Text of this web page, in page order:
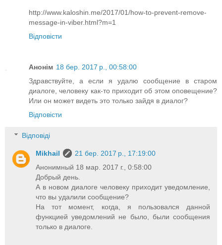
http://www.kaloshin.me/2017/01/how-to-prevent-remove-
message-in-viber.html?m=1
Відповісти
Анонім 18 бер. 2017 р., 00:58:00
Здравствуйте, а если я удалю сообщение в старом
диалоге, человеку как-то приходит об этом оповещение?
Или он может видеть это только зайдя в диалог?
Відповісти
Відповіді
Mikhail
21 бер. 2017 р., 17:19:00
Анонимный 18 мар. 2017 г., 0:58:00
Добрый день.
А в новом диалоге человеку приходит уведомление,
что вы удалили сообщение?
На тот момент, когда, я пользовался данной
функцией уведомлений не было, были сообщения
только в диалоге.